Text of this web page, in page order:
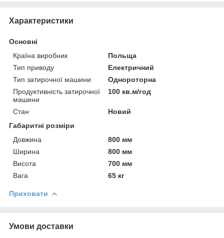
Характеристики
Основні
Країна виробник
Польща
Тип приводу
Електричний
Тип затирочної машини
Однороторна
Продуктивність затирочної
машини
100 кв.м/год
Стан
Новий
Габаритні розміри
Довжина
800 мм
Ширина
800 мм
Висота
700 мм
Вага
65 кг
Приховати
Умови доставки